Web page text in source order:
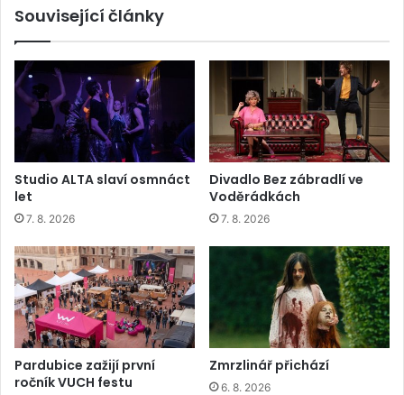
Související články
Studio ALTA slaví osmnáct
let
7. 8. 2026
Divadlo Bez zábradlí ve
Voděrádkách
7. 8. 2026
Pardubice zažijí první
ročník VUCH festu
Zmrzlinář přichází
6. 8. 2026